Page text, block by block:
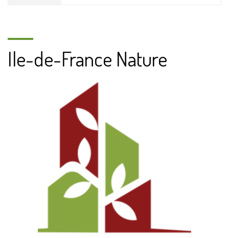
Ile-de-France Nature